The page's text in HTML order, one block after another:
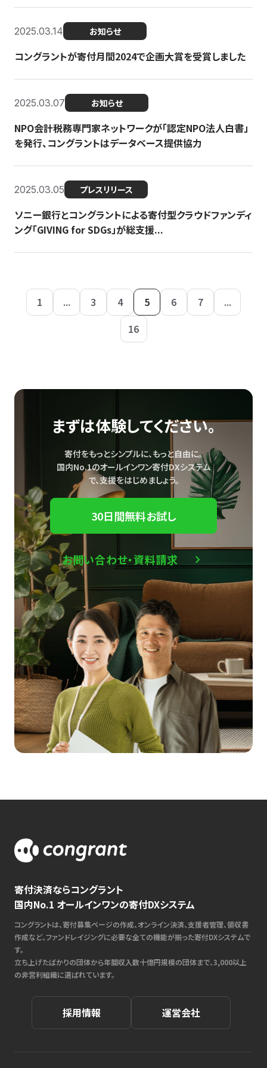
2025.03.14 お知らせ
コングラントが寄付月間2024で企画大賞を受賞しました
2025.03.07 お知らせ
NPO会計税務専門家ネットワークが「認定NPO法人白書」
を発行、コングラントはデータベース提供協力
2025.03.05 プレスリリース
ソニー銀行とコングラントによる寄付型クラウドファンディ
ング「GIVING for SDGs」が総支援...
1 ... 3 4 5 6 7
...
16
まずは体験してください。
寄付をもっとシンプルに、もっと自由に。
国内No.1のオールインワン寄付DXシステム
で、支援をはじめましょう。
30日間無料お試し
お問い合わせ・資料請求
寄付決済ならコングラント
国内No.1 オールインワンの寄付DXシステム
コングラントは、寄付募集ページの作成、オンライン決済、支援者管理、領収書
作成など、ファンドレイジングに必要な全ての機能が揃った寄付DXシステムで
す。
立ち上げたばかりの団体から年間収入数十億円規模の団体まで、3,000以上
の非営利組織に選ばれています。
採用情報 運営会社